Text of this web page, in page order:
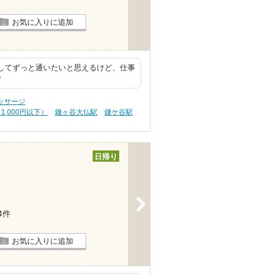
お気に入りに追加
てずっと通いたいと思えるけど、仕事
サージ
円以下） 鎌ヶ谷大仏駅
鎌ケ谷駅
日帰り
件
お気に入りに追加